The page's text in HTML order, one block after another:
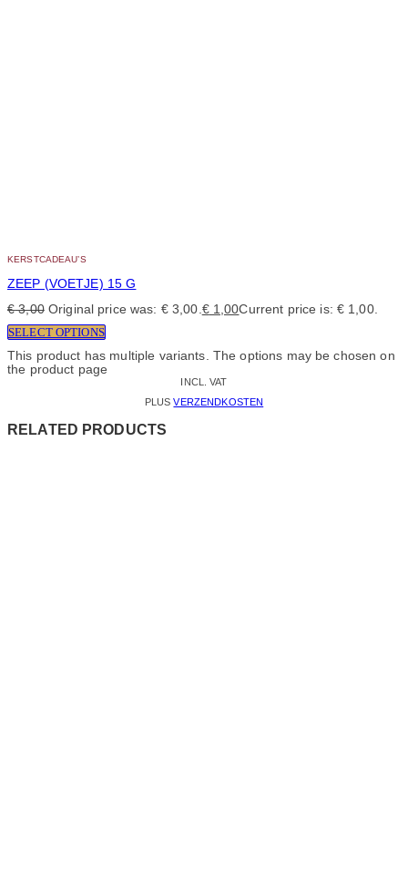
KERSTCADEAU’S
ZEEP (VOETJE) 15 G
€3,00 Original price was: € 3,00.€1,00Current price is: € 1,00.
SELECT OPTIONS
This product has multiple variants. The options may be chosen on
the product page
INCL. VAT
PLUSVERZENDKOSTEN
RELATED PRODUCTS